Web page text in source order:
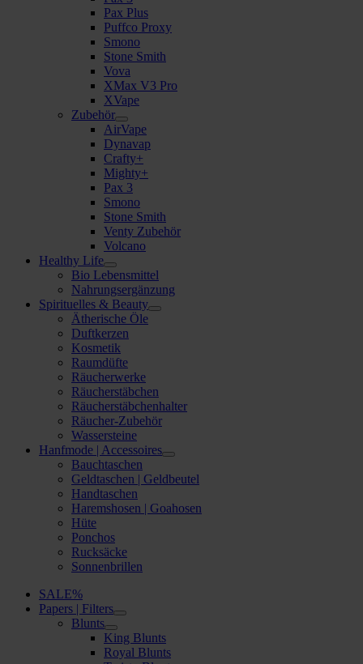
Pax Plus
Puffco Proxy
Smono
Stone Smith
Vova
XMax V3 Pro
XVape
Zubehör
AirVape
Dynavap
Crafty+
Mighty+
Pax 3
Smono
Stone Smith
Venty Zubehör
Volcano
Healthy Life
Bio Lebensmittel
Nahrungsergänzung
Spirituelles & Beauty
Ätherische Öle
Duftkerzen
Kosmetik
Raumdüfte
Räucherwerke
Räucherstäbchen
Räucherstäbchenhalter
Räucher-Zubehör
Wassersteine
Hanfmode | Accessoires
Bauchtaschen
Geldtaschen | Geldbeutel
Handtaschen
Haremshosen | Goahosen
Hüte
Ponchos
Rucksäcke
Sonnenbrillen
SALE%
Papers | Filters
Blunts
King Blunts
Royal Blunts